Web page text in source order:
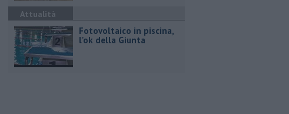
Attualità
Fotovoltaico in piscina,
l'ok della Giunta